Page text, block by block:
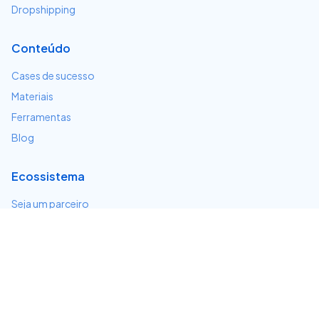
Dropshipping
Conteúdo
Cases de sucesso
Materiais
Ferramentas
Blog
Ecossistema
Seja um parceiro